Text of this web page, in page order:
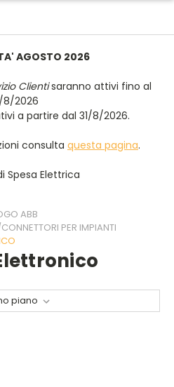
AGOSTO 2026
Clientisaranno attivi fino al
8/2026
a partire dal 31/8/2026.
consulta questa pagina.
Spesa Elettrica
ABB
PER IMPIANTI